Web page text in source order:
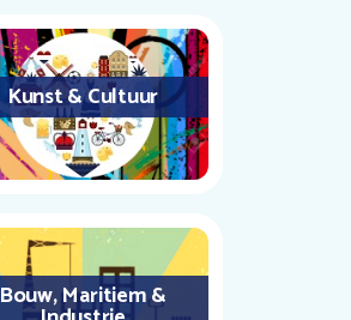
Kunst & Cultuur
Bouw, Maritiem &